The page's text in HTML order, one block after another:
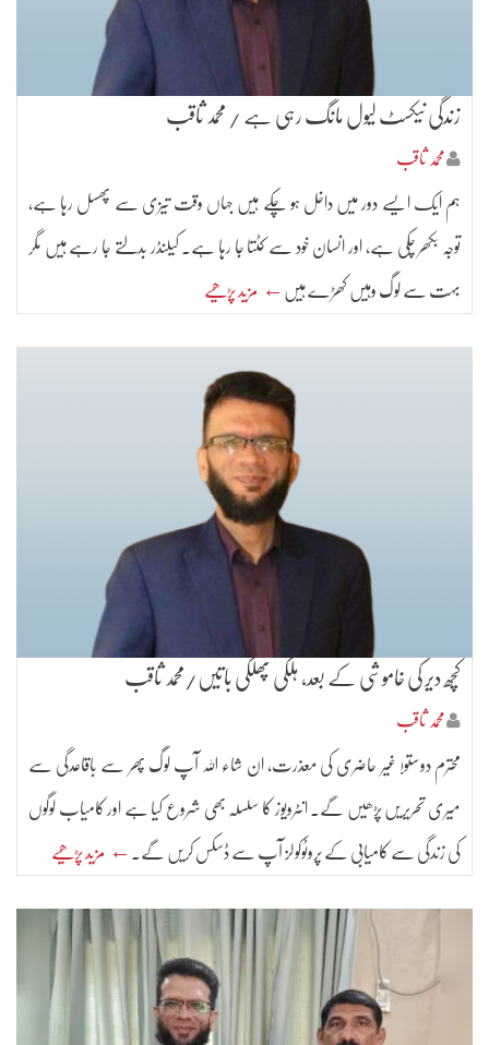
زندگی نیکسٹ لیول مانگ رہی ہے / محمد ثاقب
محمد ثاقب
ہم ایک ایسے دور میں داخل ہو چکے ہیں جہاں وقت تیزی سے پھسل رہا ہے،
توجہ بکھر چکی ہے، اور انسان خود سے کٹتا جا رہا ہے۔ کیلنڈر بدلتے جا رہے ہیں مگر
بہت سے لوگ وہیں کھڑے ہیں ← مزید پڑھیے
کچھ دیر کی خاموشی کے بعد، ہلکی پھلکی باتیں/محمد ثاقب
محمد ثاقب
محترم دوستو! غیر حاضری کی معذرت، ان شاء اللہ آپ لوگ پھر سے باقاعدگی سے
میری تحریریں پڑھیں گے۔ انٹرویوز کا سلسلہ بھی شروع کیا ہے اور کامیاب لوگوں
کی زندگی سے کامیابی کے پروٹوکولز آپ سے ڈسکس کریں گے۔ ← مزید پڑھیے